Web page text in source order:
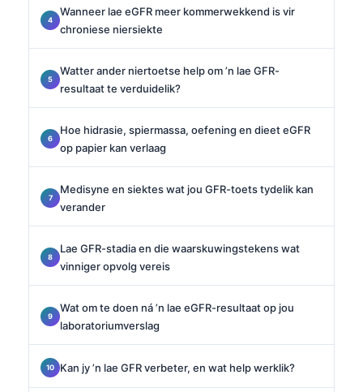
Wanneer lae eGFR meer kommerwekkend is vir
chroniese niersiekte
Watter ander niertoetse help om ’n lae GFR-
resultaat te verduidelik?
Hoe hidrasie, spiermassa, oefening en dieet eGFR
op papier kan verlaag
Medisyne en siektes wat jou GFR-toets tydelik kan
verander
Lae GFR-stadia en die waarskuwingstekens wat
vinniger opvolg vereis
Wat om te doen ná ’n lae eGFR-resultaat op jou
laboratoriumverslag
Kan jy ’n lae GFR verbeter, en wat help werklik?